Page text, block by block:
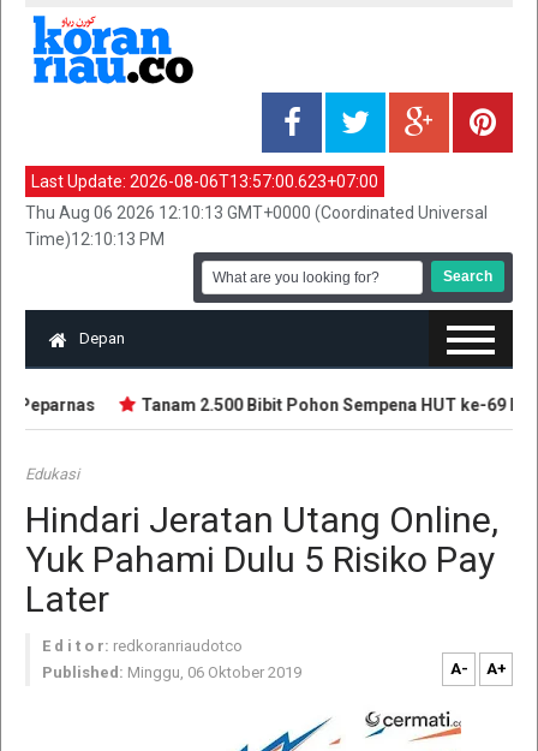
Last Update: 2026-08-06T13:57:00.623+07:00
Thu Aug 06 2026 12:10:13 GMT+0000 (Coordinated Universal
Time)12:10:13 PM
Depan
Tanam 2.500 Bibit Pohon Sempena HUT ke-69
Edukasi
Hindari Jeratan Utang Online,
Yuk Pahami Dulu 5 Risiko Pay
Later
E d i t o r: redkoranriaudotco
Published: Minggu, 06 Oktober 2019 A- A+